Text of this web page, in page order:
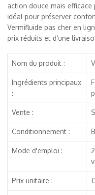
action douce mais
idéal pour préserver
Vermifluide pas cher en
prix réduits et d’une
Nom du produit :
Ingrédients principaux
:
Vente :
Conditionnement :
Mode d'emploi :
Prix unitaire :